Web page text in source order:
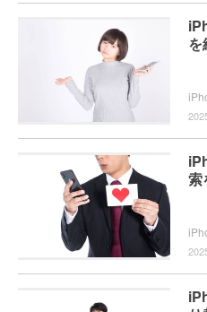
を
索